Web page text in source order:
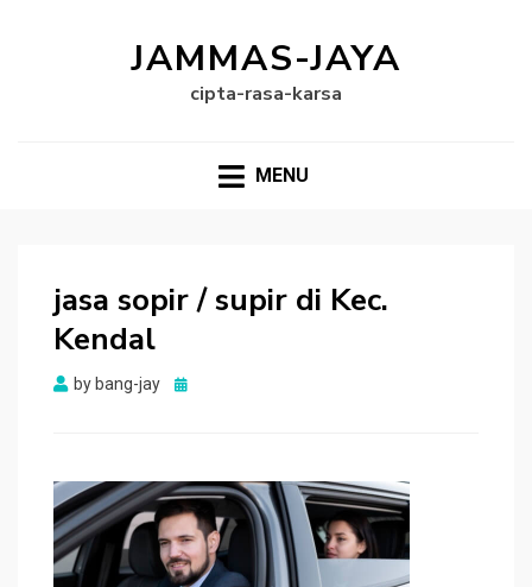
JAMMAS-JAYA
cipta-rasa-karsa
MENU
jasa sopir / supir di Kec.
Kendal
by bang-jay
Posted